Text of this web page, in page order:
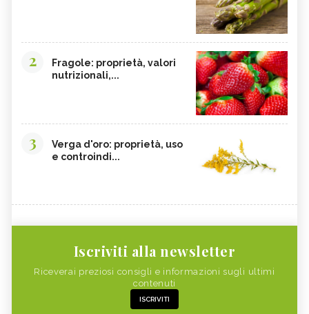
2
Fragole: proprietà, valori
nutrizionali,...
3
Verga d'oro: proprietà, uso
e controindi...
Iscriviti alla newsletter
Riceverai preziosi consigli e informazioni sugli ultimi
contenuti
ISCRIVITI